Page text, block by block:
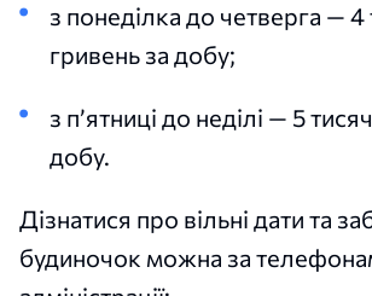
з понеділка до четверга — 4
гривень за добу;
з п’ятниці до неділі — 5
добу.
Дізнатися про вільні дати та
будиночок можна за